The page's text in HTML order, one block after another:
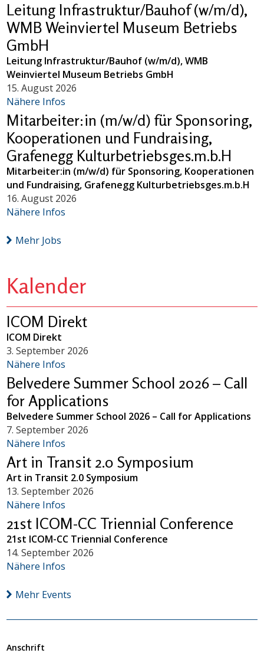
Leitung Infrastruktur/Bauhof (w/m/d),
WMB Weinviertel Museum Betriebs
GmbH
Leitung Infrastruktur/Bauhof (w/m/d), WMB
Weinviertel Museum Betriebs GmbH
15. August 2026
Nähere Infos
Mitarbeiter:in (m/w/d) für Sponsoring,
Kooperationen und Fundraising,
Grafenegg Kulturbetriebsges.m.b.H
Mitarbeiter:in (m/w/d) für Sponsoring, Kooperationen
und Fundraising, Grafenegg Kulturbetriebsges.m.b.H
16. August 2026
Nähere Infos
Mehr Jobs
Kalender
ICOM Direkt
ICOM Direkt
3. September 2026
Nähere Infos
Belvedere Summer School 2026 – Call
for Applications
Belvedere Summer School 2026 – Call for Applications
7. September 2026
Nähere Infos
Art in Transit 2.0 Symposium
Art in Transit 2.0 Symposium
13. September 2026
Nähere Infos
21st ICOM-CC Triennial Conference
21st ICOM-CC Triennial Conference
14. September 2026
Nähere Infos
Mehr Events
Anschrift